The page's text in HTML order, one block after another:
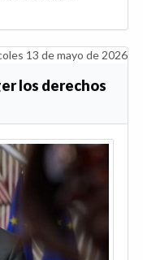
13 de mayo de 2026
los derechos